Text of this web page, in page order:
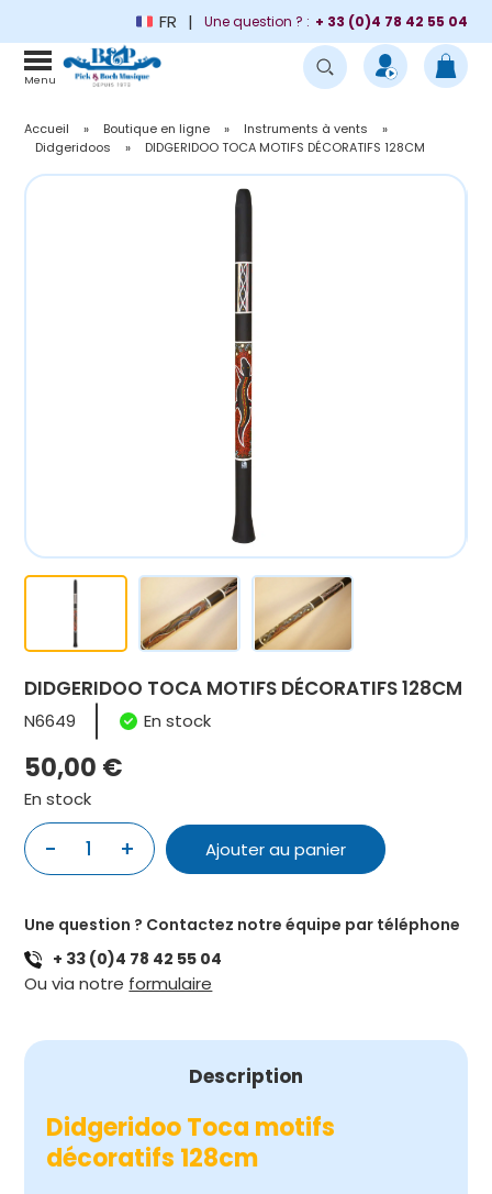
FR Une question ? : + 33 (0)4 78 42 55 04
Menu
Accueil » Boutique en ligne » Instruments à vents
»
Didgeridoos
» DIDGERIDOO TOCA MOTIFS DÉCORATIFS 128CM
DIDGERIDOO TOCA MOTIFS DÉCORATIFS 128CM
N6649 En stock
50,00 €
En stock
-
quantité
TOCA
MOTIFS
DÉCORATIFS
1 + Ajouter au panier
Une question ? Contactez notre équipe par téléphone
+ 33 (0)4 78 42 55 04
Ou via notre formulaire
Description
Didgeridoo Toca motifs
décoratifs 128cm